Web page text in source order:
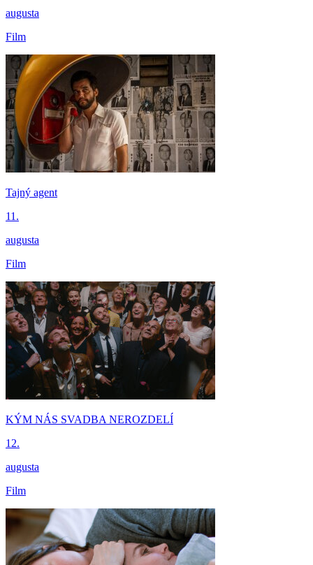
augusta
Film
Tajný agent
11.
augusta
Film
KÝM NÁS SVADBA NEROZDELÍ
12.
augusta
Film